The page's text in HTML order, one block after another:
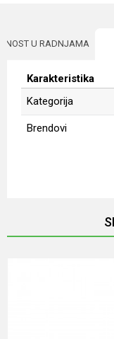
U RADNJAMA
Karakteristika
Kategorija
Brendovi